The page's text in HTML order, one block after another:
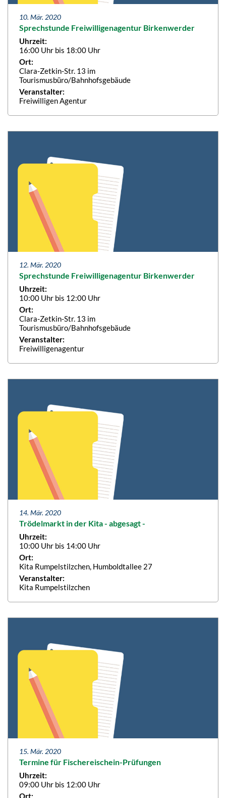
10. Mär. 2020
Sprechstunde Freiwilligenagentur Birkenwerder
Uhrzeit:
16:00 Uhr bis 18:00 Uhr
Ort:
Clara-Zetkin-Str. 13 im
Tourismusbüro/Bahnhofsgebäude
Veranstalter:
Freiwilligen Agentur
12. Mär. 2020
Sprechstunde Freiwilligenagentur Birkenwerder
Uhrzeit:
10:00 Uhr bis 12:00 Uhr
Ort:
Clara-Zetkin-Str. 13 im
Tourismusbüro/Bahnhofsgebäude
Veranstalter:
Freiwilligenagentur
14. Mär. 2020
Trödelmarkt in der Kita - abgesagt -
Uhrzeit:
10:00 Uhr bis 14:00 Uhr
Ort:
Kita Rumpelstilzchen, Humboldtallee 27
Veranstalter:
Kita Rumpelstilzchen
15. Mär. 2020
Termine für Fischereischein-Prüfungen
Uhrzeit:
09:00 Uhr bis 12:00 Uhr
Ort: